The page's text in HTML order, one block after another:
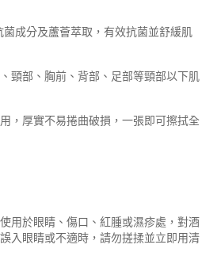
菌成分及蘆薈萃取，有效抗菌並舒緩肌
頸部、胸前、背部、足部等頸部以下肌
，厚實不易捲曲破損，一張即可擦拭全
用於眼睛、傷口、紅腫或濕疹處，對酒
入眼睛或不適時，請勿搓揉並立即用清